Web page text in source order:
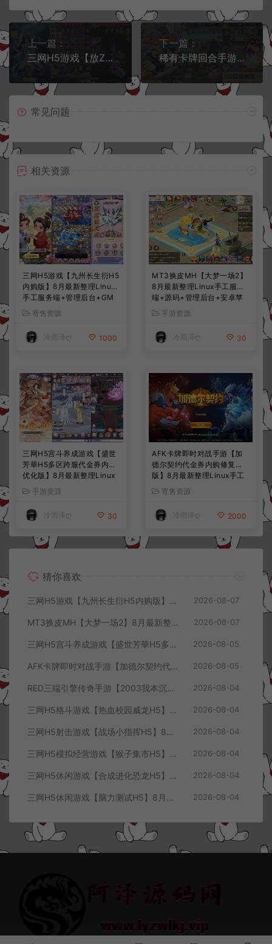
上一篇：
三网H5游戏【放ZF神H5超变多区跨服内购版】6月最新整理Linux手工服务端+打包工具+管理后台+CDK授权后台+安卓+详细搭建教程+视频教程
下一篇：
稀有卡牌回合手游【新荣耀之战·不朽羁绊内购版】6月最新整理Linux手工服务端+表格+GM授权后台+安卓苹果双端+详细搭建教程+视频教程
常见问题
相关资源
三网H5游戏【九州长生衍H5
内购版】8月最新整理Linux
手工服务端+管理后台+GM
授权后台+简易安卓客户端
+详细搭建教程+视频教程
寄售资源
冷雨泽ღ 1000
MT3换皮MH【大梦一场2】
8月最新整理Linux手工服务
端+源码+管理后台+安卓苹
果双端+详细搭建教程+视频
教程
手游资源
冷雨泽ღ 30
三网H5宫斗养成游戏【盛世
芳華H5多区跨服代金券内购
优化版】8月最新整理Linux
手工服务端+CDK授权后台
+全资源安卓+详细搭建教程
+视频教程
手游资源
冷雨泽ღ 30
AFK卡牌即时对战手游【加
德尔契约代金券内购修复
版】8月最新整理Linux手工
服务端+前后端全套源码+CD
K授权后台+安卓苹果双端
+详细搭建教程+视频教程
寄售资源
冷雨泽ღ 2000
猜你喜欢
三网H5游戏【九州长生衍H5内购版】8月最新整理Linux手工服务端+管理后台+GM授权后台+简易安卓客户端+详细搭建教程+视频教程 2026-08-07
MT3换皮MH【大梦一场2】8月最新整理Linux手工服务端+源码+管理后台+安卓苹果双端+详细搭建教程+视频教程 2026-08-07
三网H5宫斗养成游戏【盛世芳華H5多区跨服代金券内购优化版】8月最新整理Linux手工服务端+CDK授权后台+全资源安卓+详细搭建教程+视频教程 2026-08-05
AFK卡牌即时对战手游【加德尔契约代金券内购修复版】8月最新整理Linux手工服务端+前后端全套源码+CDK授权后台+安卓苹果双端+详细搭建教程+视频教程 2026-08-05
RED三端引擎传奇手游【2003我本沉默三职业】8月最新整理Win一键服务端+PC安卓+详细搭建教程 2026-08-04
三网H5格斗游戏【热血校园威龙H5】8月最新整理Linux手工服务端+Win一键服务端+解压即玩+简易安卓客户端+详细搭建教程 2026-08-04
三网H5射击游戏【战场小指挥H5】8月最新整理Linux手工服务端+Win一键服务端+解压即玩+简易安卓客户端+详细搭建教程 2026-08-04
三网H5模拟经营游戏【猴子集市H5】8月最新整理Linux手工服务端+Win一键服务端+解压即玩+简易安卓客户端+详细搭建教程 2026-08-04
三网H5休闲游戏【合成进化恐龙H5】8月最新整理Linux手工服务端+Win一键服务端+解压即玩+简易安卓客户端+详细搭建教程 2026-08-04
三网H5休闲游戏【脑力测试H5】8月最新整理Linux手工服务端+Win一键服务端+解压即玩+简易安卓客户端+详细搭建教程 2026-08-04
© 2021~2026 阿泽源码网 www.lyzwlkj.vip 冷雨泽 豫